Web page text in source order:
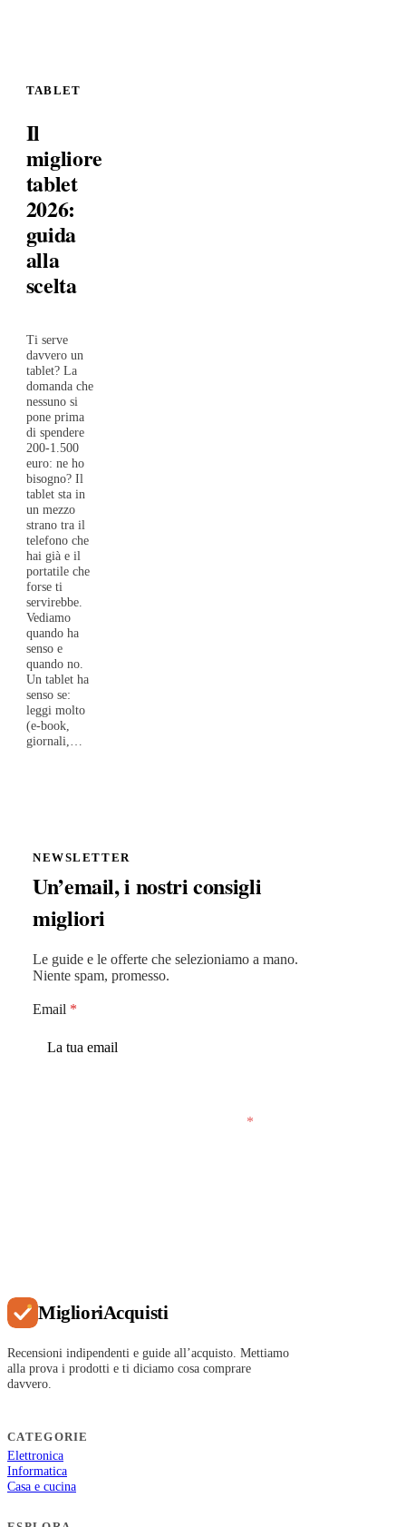
TABLET
Il
migliore
tablet
2026:
guida
alla
scelta
Ti serve
davvero un
tablet? La
domanda che
nessuno si
pone prima
di spendere
200-1.500
euro: ne ho
bisogno? Il
tablet sta in
un mezzo
strano tra il
telefono che
hai già e il
portatile che
forse ti
servirebbe.
Vediamo
quando ha
senso e
quando no.
Un tablet ha
senso se:
leggi molto
(e-book,
giornali,…
NEWSLETTER
Un’email, i nostri consigli
migliori
Le guide e le offerte che selezioniamo a mano.
Niente spam, promesso.
Email *
*
MiglioriAcquisti
Recensioni indipendenti e guide all’acquisto. Mettiamo
alla prova i prodotti e ti diciamo cosa comprare
davvero.
CATEGORIE
Elettronica
Informatica
Casa e cucina